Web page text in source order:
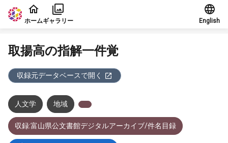
本文に飛ぶ
ホームギャラリー English
取揚高の指解一件覚
収録元データベースで開く
人文学 地域
収録:富山県公文書館デジタルアーカイブ/件名目録